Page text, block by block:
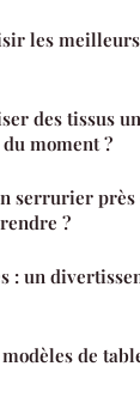
les
des tissus
moment ?
serrurier près
?
: un
de